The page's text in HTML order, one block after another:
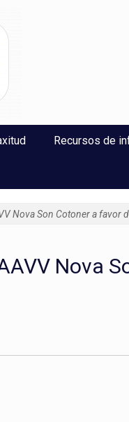
Recursos de
Nova Son Cotoner a favor
Nova